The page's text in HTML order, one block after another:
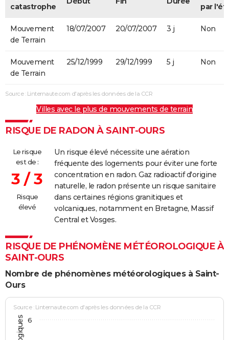
catastrophe
par
Mouvement
de Terrain
18/07/2007 20/07/2007 3 j Non
Mouvement
de Terrain
25/12/1999 29/12/1999 5 j Non
Source : Linternaute.com d'après les données de la CCR
Villes avec le plus de mouvements de terrain
RISQUE DE RADON À SAINT-OURS
Le risque
est de :
3 / 3
Risque
élevé
Un risque élevé nécessite une aération
fréquente des logements pour éviter une forte
concentration en radon. Gaz radioactif d'origine
naturelle, le radon présente un risque sanitaire
dans certaines régions granitiques et
volcaniques, notamment en Bretagne, Massif
Central et Vosges.
RISQUE DE PHÉNOMÈNE MÉTÉOROLOGIQUE À
SAINT-OURS
Nombre de phénomènes météorologiques à Saint-
Ours
Source : Linternaute.com d'après les données de la CCR
6